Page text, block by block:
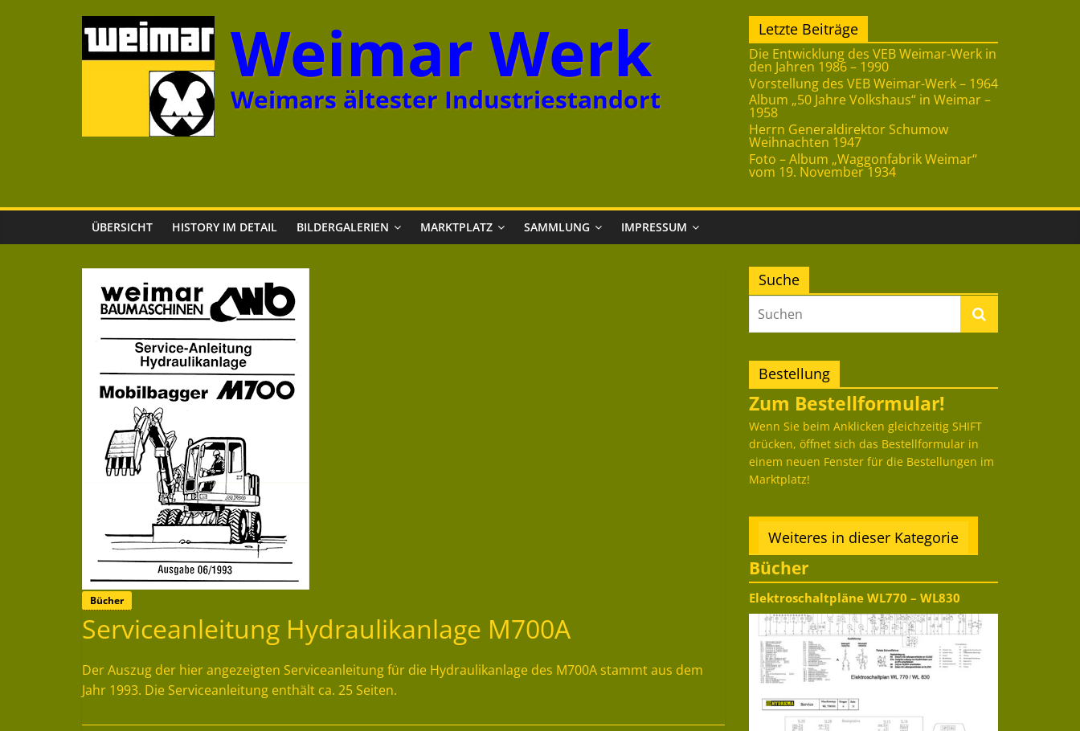
Weimar Werk
Weimars ältester Industriestandort
Letzte Beiträge
Die Entwicklung des VEB Weimar-Werk in
den Jahren 1986 – 1990
Vorstellung des VEB Weimar-Werk – 1964
Album „50 Jahre Volkshaus“ in Weimar –
1958
Herrn Generaldirektor Schumow
Weihnachten 1947
Foto – Album „Waggonfabrik Weimar“
vom 19. November 1934
ÜBERSICHT HISTORY IM DETAIL BILDERGALERIEN MARKTPLATZ SAMMLUNG IMPRESSUM
Bücher
Serviceanleitung Hydraulikanlage M700A
Der Auszug der hier angezeigten Serviceanleitung für die Hydraulikanlage des M700A stammt aus dem
Jahr 1993. Die Serviceanleitung enthält ca. 25 Seiten.
Suche
Bestellung
Zum Bestellformular!
Wenn Sie beim Anklicken gleichzeitig SHIFT
drücken, öffnet sich das Bestellformular in
einem neuen Fenster für die Bestellungen im
Marktplatz!
Weiteres in dieser Kategorie
Bücher
Elektroschaltpläne WL770 – WL830